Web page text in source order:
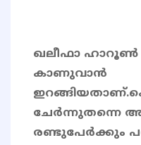
ഖലീഫാ ഹാറൂൺ
കാണുവാൻ
ചേർന്നുതന്നെ
രണ്ടുപേർക്കും